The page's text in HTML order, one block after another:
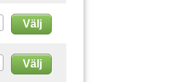
Välj
Välj